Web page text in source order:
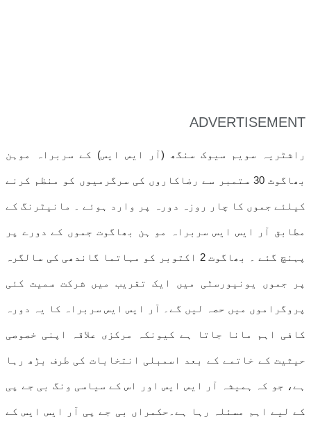
ADVERTISEMENT
راشٹریہ سویم سیوک سنگھ (آر ایس ایس) کے سربراہ موہن
بھاگوت 30 ستمبر سے رضاکاروں کی سرگرمیوں کو منظم کرنے
کیلئے جموں کا چار روزہ دورہ پر وارد ہوئے ۔ مانیٹرنگ کے
مطابق آر ایس ایس سربراہ مو ہن بھاگوت جموں کے دورے پر
پہنچ گئے ۔ بھاگوت 2 اکتوبر کو مہاتما گاندھی کی سالگرہ
پر جموں یونیورسٹی میں ایک تقریب میں شرکت سمیت کئی
پروگراموں میں حصہ لیں گے۔ آر ایس ایس سربراہ کا یہ دورہ
کافی اہم مانا جاتا ہے کیونکہ مرکزی علاقہ اپنی خصوصی
حیثیت کے خاتمے کے بعد اسمبلی انتخابات کی طرف بڑھ رہا
ہے، جو کہ ہمیشہ آر ایس ایس اور اس کے سیاسی ونگ بی جے پی
کے لیے اہم مسئلہ رہا ہے۔حکمراں بی جے پی آر ایس ایس کے